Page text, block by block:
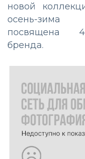
новой
осень-зима
посвящена
бренда.